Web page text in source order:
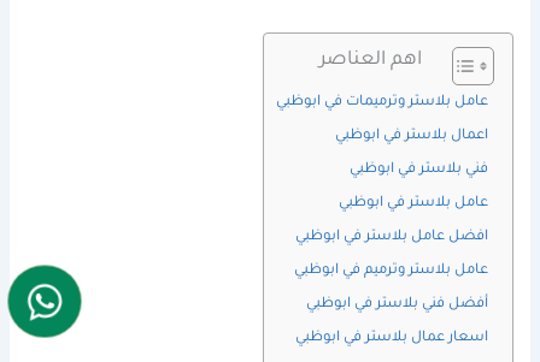
اهم العناصر
عامل بلاستر وترميمات في ابوظبي
اعمال بلاستر في ابوظبي
فني بلاستر في ابوظبي
عامل بلاستر في ابوظبي
افضل عامل بلاستر في ابوظبي
عامل بلاستر وترميم في ابوظبي
أفضل فني بلاستر في ابوظبي
اسعار عمال بلاستر في ابوظبي